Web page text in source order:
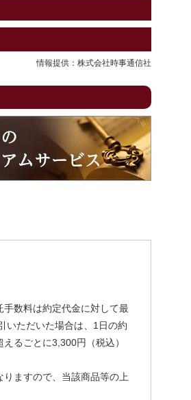
情報提供：株式会社時事通信社
数料は約定代金に対して最
いただいた場合は、1日の約
るごとに3,300円（税込）
ますので、当該商品等の上